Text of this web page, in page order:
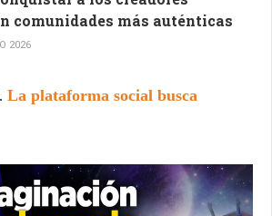
comunidades más auténticas
2026
La plataforma social busca
que promueven la
de las comunidades